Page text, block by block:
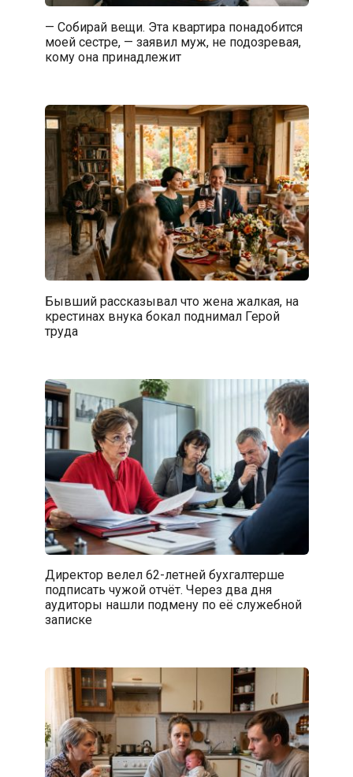
— Собирай вещи. Эта квартира понадобится
моей сестре, — заявил муж, не подозревая,
кому она принадлежит
Бывший рассказывал что жена жалкая, на
крестинах внука бокал поднимал Герой
труда
Директор велел 62-летней бухгалтерше
подписать чужой отчёт. Через два дня
аудиторы нашли подмену по её служебной
записке